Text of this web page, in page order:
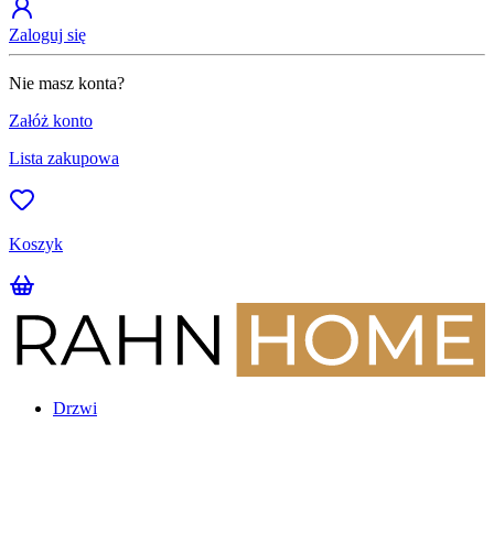
Zaloguj się
Nie masz konta?
Załóż konto
Lista zakupowa
Koszyk
Drzwi